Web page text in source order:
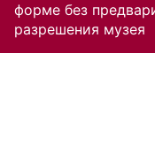
форме без
разрешения музея